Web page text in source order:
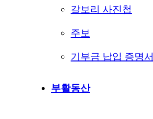
갈보리 사진첩
주보
기부금 납입 증명서
부활동산